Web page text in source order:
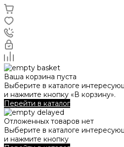
Ваша корзина пуста
Выберите в каталоге
и нажмите кнопку «В корзину».
Перейти в каталог
Отложенных товаров нет
Выберите в каталоге
и нажмите кнопку